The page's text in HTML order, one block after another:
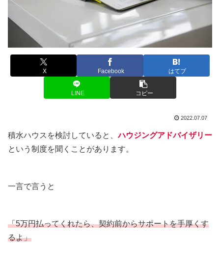
X Facebook はてブ
LINE コピー
2022.07.07
積水ハウスを検討していると、ハウジングアドバイザリー
という制度を聞くことがあります。
一言で言うと
「5万円払ってくれたら、契約前からサポートを手厚くす
るよ」